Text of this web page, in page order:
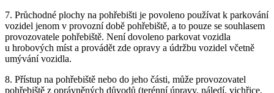
7. Průchodné plochy na pohřebišti je povoleno používat k parkování
vozidel jenom v provozní době pohřebiště, a to pouze se souhlasem
provozovatele pohřebiště. Není dovoleno parkovat vozidla
u hrobových míst a provádět zde opravy a údržbu vozidel včetně
umývání vozidla.
8. Přístup na pohřebiště nebo do jeho části, může provozovatel
pohřebiště z oprávněných důvodů (terénní úpravy, náledí, vichřice,